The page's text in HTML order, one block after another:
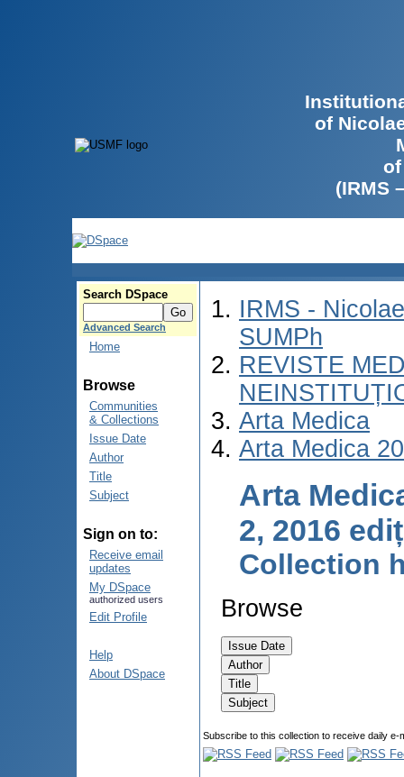
of
(IRMS
Search DSpace
Advanced Search
Home
Browse
Communities
& Collections
Issue Date
Author
Title
Subject
Sign on to:
Receive email
updates
My DSpace
authorized users
Edit Profile
Help
About DSpace
IRMS -
SUMPh
REVISTE
Arta Medica
Arta Medica
Arta
2, 2016
Collection
Browse
Subscribe to this collection to receive daily